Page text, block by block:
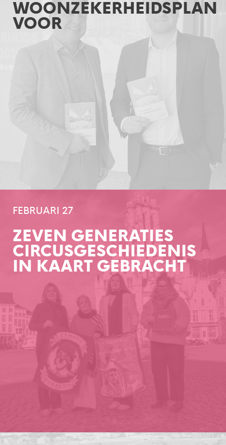
WOONZEKERHEIDSPLAN
VOOR
FEBRUARI 27
ZEVEN GENERATIES
CIRCUSGESCHIEDENIS
IN KAART GEBRACHT